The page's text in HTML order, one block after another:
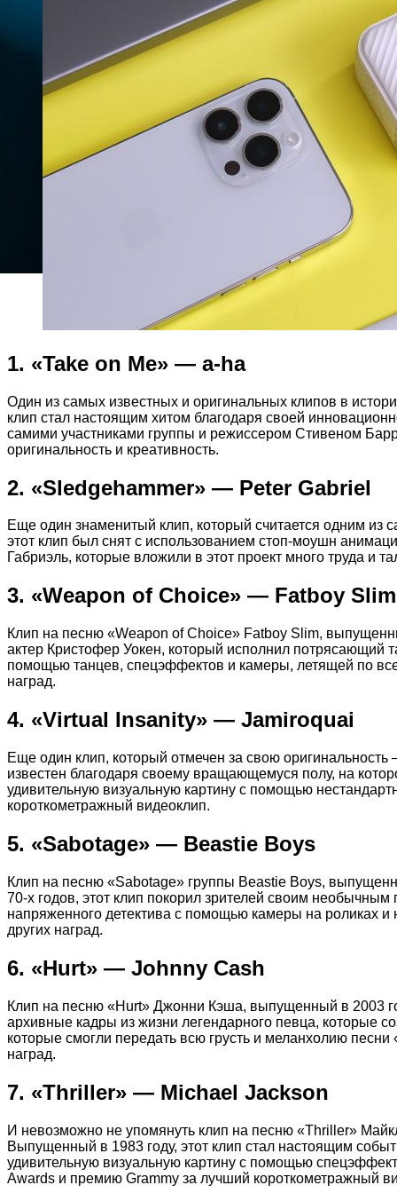
1. «Take on Me» — a-ha
Один из самых известных и оригинальных клипов в
клип стал настоящим хитом благодаря своей
самими участниками группы и режиссером Стивеном
оригинальность и креативность.
2. «Sledgehammer» — Peter Gabriel
Еще один знаменитый клип, который считается одним
этот клип был снят с использованием стоп-моушн
Габриэль, которые вложили в этот проект много труда и
3. «Weapon of Choice» — Fatboy Slim
Клип на песню «Weapon of Choice» Fatboy Slim,
актер Кристофер Уокен, который исполнил потрясающий
помощью танцев, спецэффектов и камеры, летящей по
наград.
4. «Virtual Insanity» — Jamiroquai
Еще один клип, который отмечен за свою
известен благодаря своему вращающемуся полу, на
удивительную визуальную картину с помощью
короткометражный видеоклип.
5. «Sabotage» — Beastie Boys
Клип на песню «Sabotage» группы Beastie Boys,
70-х годов, этот клип покорил зрителей своим
напряженного детектива с помощью камеры на роликах
других наград.
6. «Hurt» — Johnny Cash
Клип на песню «Hurt» Джонни Кэша, выпущенный в 2003
архивные кадры из жизни легендарного певца, которые
которые смогли передать всю грусть и меланхолию
наград.
7. «Thriller» — Michael Jackson
И невозможно не упомянуть клип на песню «Thriller»
Выпущенный в 1983 году, этот клип стал настоящим
удивительную визуальную картину с помощью
Awards и премию Grammy за лучший короткометражный